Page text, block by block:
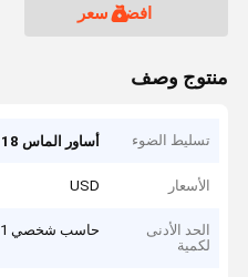
افضل سعر
منتوج وصف
تسليط الضوء أساور الماس 18 كارت
الأسعار USD
الحد الأدنى
لكمية
حاسب شخصي 1